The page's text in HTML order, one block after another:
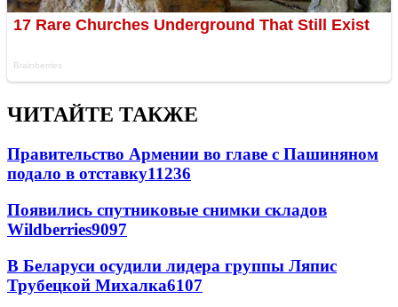
ЧИТАЙТЕ ТАКЖЕ
Правительство Армении во главе с Пашиняном
подало в отставку11236
Появились спутниковые снимки складов
Wildberries9097
В Беларуси осудили лидера группы Ляпис
Трубецкой Михалка6107